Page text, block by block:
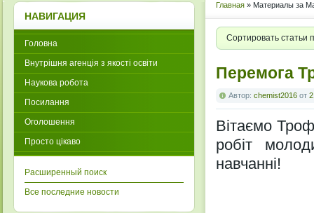
Главная » Материалы за
Сортировать статьи
Перемога
Автор: chemist2016 от
Вітаємо
робіт
навчанні!
НАВИГАЦИЯ
Головна
Внутрішня агенція з якості освіти
Наукова робота
Посилання
Оголошення
Просто цікаво
Расширенный поиск
Все последние новости